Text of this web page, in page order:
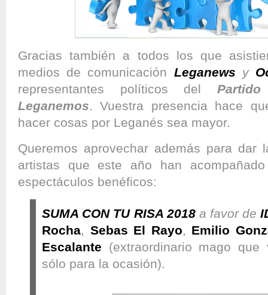
Gracias también a todos los que
medios de comunicación Leganews y
representantes políticos del
Leganemos. Vuestra presencia hace
hacer cosas por Leganés sea mayor.
Queremos aprovechar además para dar
artistas que este año han
espectáculos benéficos:
SUMA CON TU RISA 2018a favor de
Rocha, Sebas El Rayo, Emilio
Escalante (extraordinario mago que
sólo para la ocasión).